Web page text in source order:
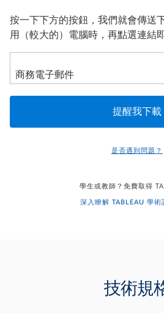
按一下下方的按鈕，我們就會傳送
用（較大的）電腦時，再點選連結即
是否遇到問題？
學生或教師？免費取得
深入瞭解 TABLEAU 學術
技術規